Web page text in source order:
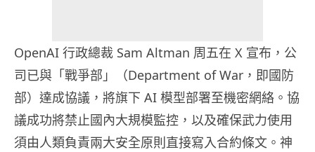
OpenAI 行政總裁 Sam Altman 周五在 X 宣布，公
司已與「戰爭部」（Department of War，即國防
部）達成協議，將旗下 AI 模型部署至機密網絡。協
議成功將禁止國內大規模監控，以及確保武力使用
須由人類負責兩大安全原則直接寫入合約條文。神